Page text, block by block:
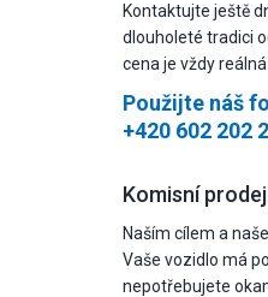
Kontaktujte ještě
dlouholeté tradici
cena je vždy
Použijte náš
+420 602 202
Komisní
Naším cílem a
Vaše vozidlo má
nepotřebujete